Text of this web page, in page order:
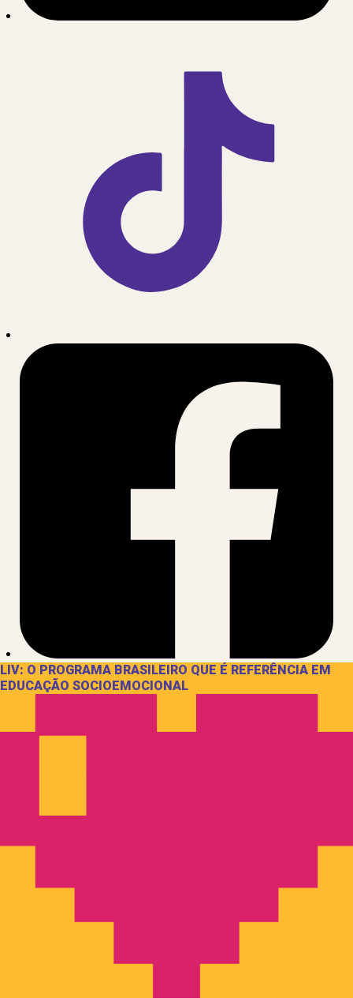
LIV: O PROGRAMA BRASILEIRO QUE É REFERÊNCIA EM
EDUCAÇÃO SOCIOEMOCIONAL